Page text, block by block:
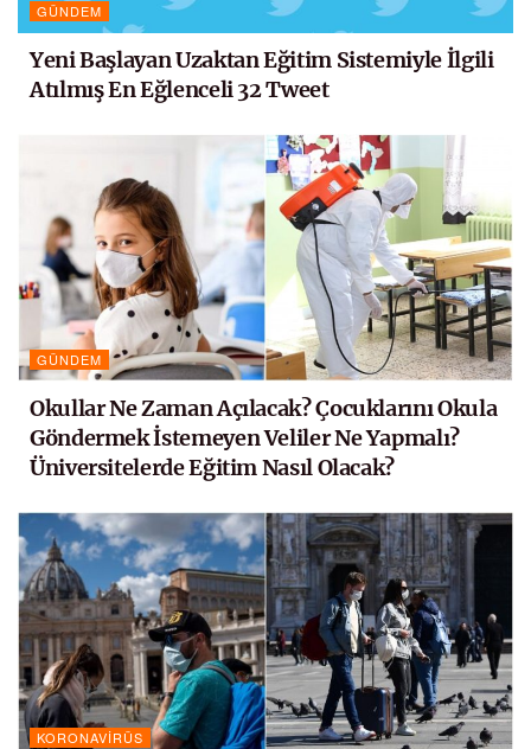
GÜNDEM
Yeni Başlayan Uzaktan Eğitim Sistemiyle İlgili
Atılmış En Eğlenceli 32 Tweet
GÜNDEM
Okullar Ne Zaman Açılacak? Çocuklarını Okula
Göndermek İstemeyen Veliler Ne Yapmalı?
Üniversitelerde Eğitim Nasıl Olacak?
KORONAVIRÜS